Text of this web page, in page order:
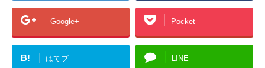
Google+ Pocket
B! はてブ LINE